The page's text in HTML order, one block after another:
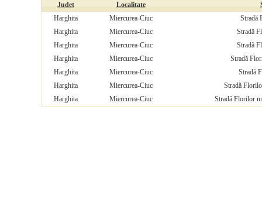
Judet Localitate
Harghita
Miercurea-Ciuc
Stradă
Harghita
Miercurea-Ciuc
Stradă
Harghita
Miercurea-Ciuc
Stradă
Harghita
Miercurea-Ciuc
Stradă
Harghita
Miercurea-Ciuc
Stradă
Harghita
Miercurea-Ciuc
Stradă
Harghita
Miercurea-Ciuc Stradă Florilor